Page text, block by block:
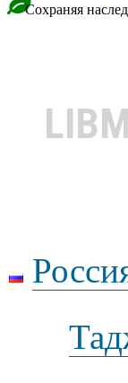
Сохраняя